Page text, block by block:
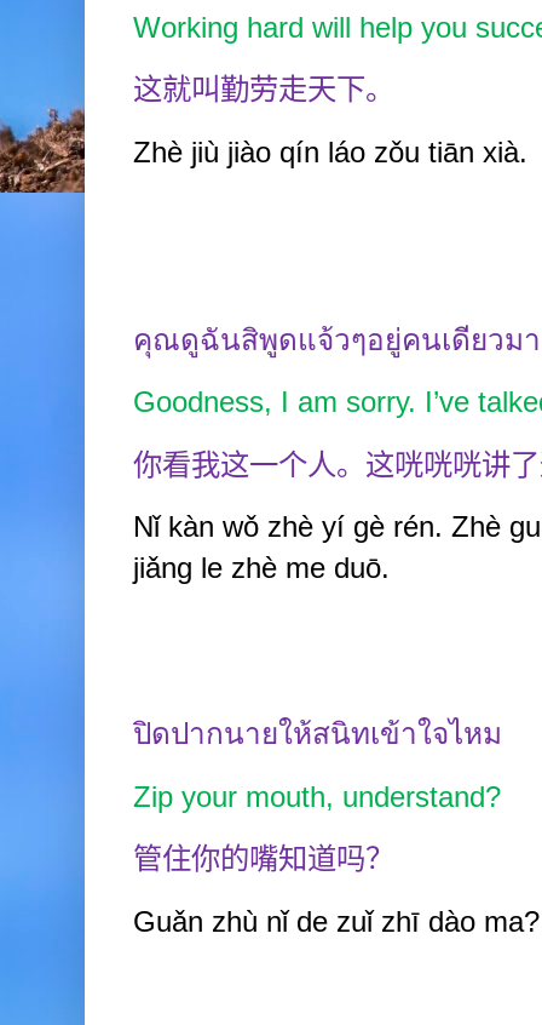
Working hard will help you
这就叫勤劳走天下。
Zhè jiù jiào qín láo zǒu tiān xià.
คุณดูฉันสิพูดแจ้วๆอยู่คนเดียวม
Goodness, I am sorry. I’ve
你看我这一个人。这咣咣咣讲
Nǐ kàn wǒ zhè yí gè rén. Zhè
jiǎng le zhè me duō.
ปิดปากนายให้สนิทเข้าใจไหม
Zip your mouth, understand?
管住你的嘴知道吗？
Guǎn zhù nǐ de zuǐ zhī dào ma?